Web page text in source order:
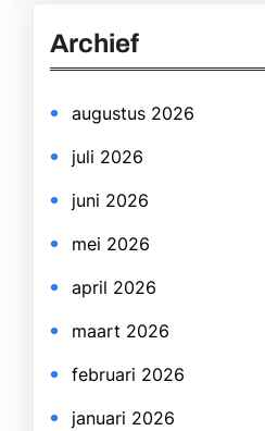
c
Archief
augustus 2026
juli 2026
juni 2026
mei 2026
april 2026
maart 2026
februari 2026
januari 2026